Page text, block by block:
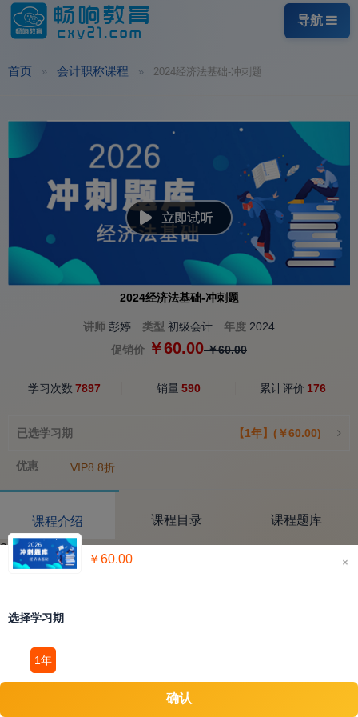
导航
首页 会计职称课程 2024经济法基础-冲刺题
2024经济法基础-冲刺题
讲师 彭婷 类型 初级会计 年度 2024
促销价 ￥60.00￥60.00
学习次数 7897 销量590 累计评价 176
已选学习期 【1年】(￥60.00)
×
选择学习期
1年
确认
￥60.00
优惠 VIP8.8折
立即购买
课程介绍 课程目录 课程题库
2023冲刺题库